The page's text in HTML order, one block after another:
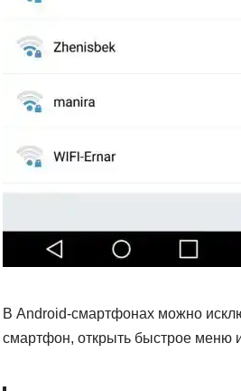
В Android-смартфонах можно
смартфон, открыть быстрое меню